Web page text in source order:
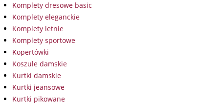
Komplety dresowe basic
Komplety eleganckie
Komplety letnie
Komplety sportowe
Kopertówki
Koszule damskie
Kurtki damskie
Kurtki jeansowe
Kurtki pikowane